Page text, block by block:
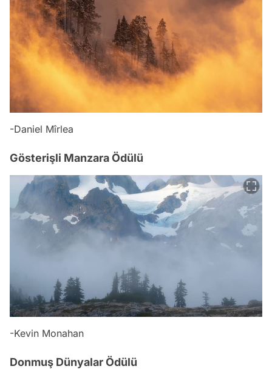
-Daniel Mîrlea
Gösterişli Manzara Ödülü
-Kevin Monahan
Donmuş Dünyalar Ödülü